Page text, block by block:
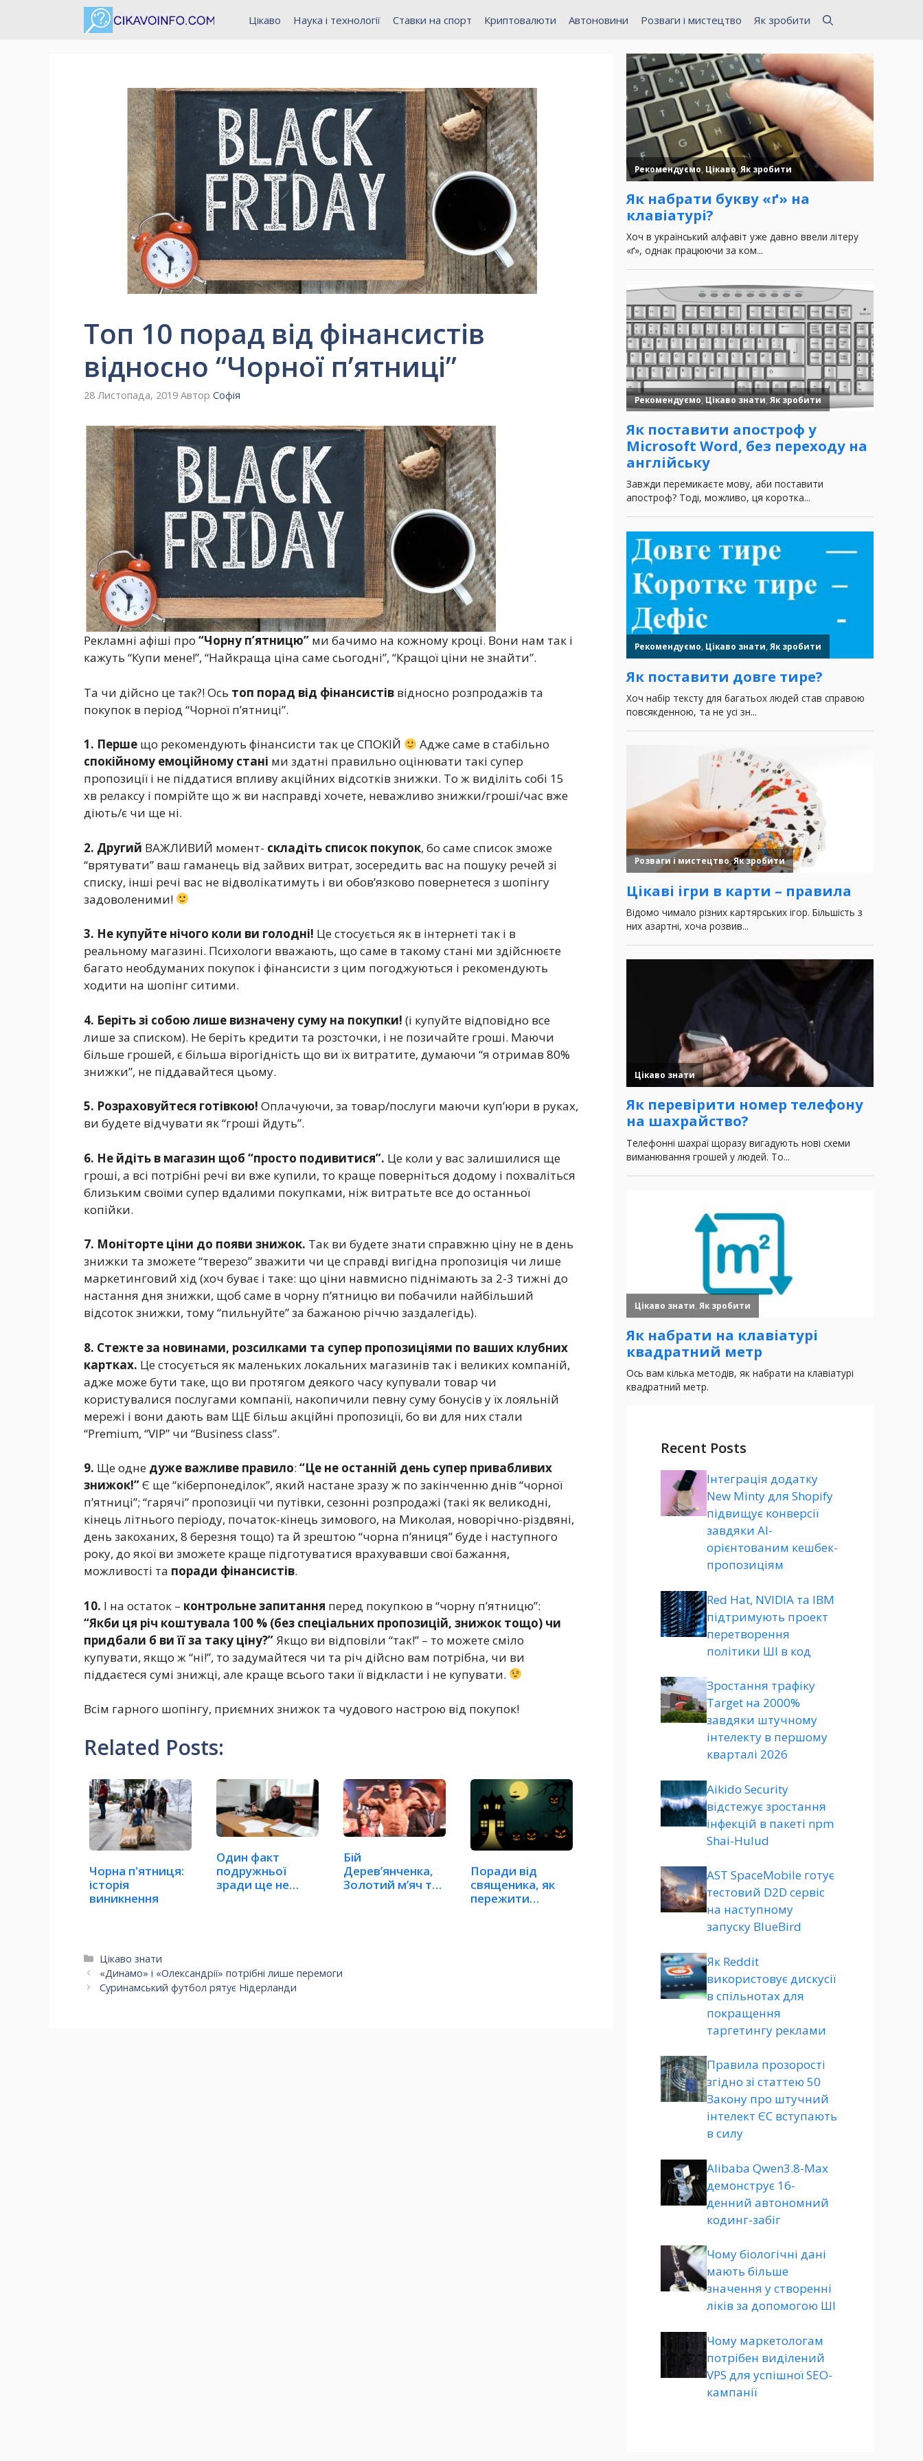
Цікаво Наука і технології Ставки на спорт Криптовалюти Автоновини Розваги і мистецтво Як зробити
Топ 10 порад від фінансистів
відносно “Чорної п’ятниці”
28 Листопада, 2019 Автор Софія
Рекламні афіші про “Чорну п’ятницю” ми бачимо на кожному кроці. Вони нам так і
кажуть “Купи мене!”, “Найкраща ціна саме сьогодні”, “Кращої ціни не знайти”.
Та чи дійсно це так?! Ось топ порад від фінансистів відносно розпродажів та
покупок в період “Чорної п’ятниці”.
1. Перше що рекомендують фінансисти так це СПОКІЙ
Адже саме в стабільно
спокійному емоційному стані ми здатні правильно оцінювати такі супер
пропозиції і не піддатися впливу акційних відсотків знижки. То ж виділіть собі 15
хв релаксу і помрійте що ж ви насправді хочете, неважливо знижки/гроші/час вже
діють/є чи ще ні.
2. Другий ВАЖЛИВИЙ момент- складіть список покупок, бо саме список зможе
“врятувати” ваш гаманець від зайвих витрат, зосередить вас на пошуку речей зі
списку, інші речі вас не відволікатимуть і ви обов’язково повернетеся з шопінгу
задоволеними!
3. Не купуйте нічого коли ви голодні! Це стосується як в інтернеті так і в
реальному магазині. Психологи вважають, що саме в такому стані ми здійснюєте
багато необдуманих покупок і фінансисти з цим погоджуються і рекомендують
ходити на шопінг ситими.
4. Беріть зі собою лише визначену суму на покупки! (і купуйте відповідно все
лише за списком). Не беріть кредити та розсточки, і не позичайте гроші. Маючи
більше грошей, є більша вірогідність що ви їх витратите, думаючи “я отримав 80%
знижки”, не піддавайтеся цьому.
5. Розраховуйтеся готівкою! Оплачуючи, за товар/послуги маючи куп’юри в руках,
ви будете відчувати як “гроші йдуть”.
6. Не йдіть в магазин щоб “просто подивитися”. Це коли у вас залишилися ще
гроші, а всі потрібні речі ви вже купили, то краще поверніться додому і похваліться
близьким своїми супер вдалими покупками, ніж витратьте все до останньої
копійки.
7. Моніторте ціни до появи знижок. Так ви будете знати справжню ціну не в день
знижки та зможете “тверезо” зважити чи це справді вигідна пропозиція чи лише
маркетинговий хід (хоч буває і таке: що ціни навмисно піднімають за 2-3 тижні до
настання дня знижки, щоб саме в чорну п’ятницю ви побачили найбільший
відсоток знижки, тому “пильнуйте” за бажаною річчю заздалегідь).
8. Стежте за новинами, розсилками та супер пропозиціями по ваших клубних
картках. Це стосується як маленьких локальних магазинів так і великих компаній,
адже може бути таке, що ви протягом деякого часу купували товар чи
користувалися послугами компанії, накопичили певну суму бонусів у їх лояльній
мережі і вони дають вам ЩЕ більш акційні пропозиції, бо ви для них стали
“Premium, “VIP” чи “Business class”.
9. Ще одне дуже важливе правило: “Це не останній день супер привабливих
знижок!”Є ще “кіберпонеділок”, який настане зразу ж по закінченню днів “чорної
п’ятниці”; “гарячі” пропозиції чи путівки, сезонні розпродажі (такі як великодні,
кінець літнього періоду, початок-кінець зимового, на Миколая, новорічно-різдвяні,
день закоханих, 8 березня тощо) та й зрештою “чорна п’яниця” буде і наступного
року, до якої ви зможете краще підготуватися врахувавши свої бажання,
можливості та поради фінансистів.
10. І на остаток – контрольне запитання перед покупкою в “чорну п’ятницю”:
“Якби ця річ коштувала 100 % (без спеціальних пропозицій, знижок тощо) чи
придбали б ви її за таку ціну?” Якщо ви відповіли “так!” – то можете сміло
купувати, якщо ж “ні!”, то задумайтеся чи та річ дійсно вам потрібна, чи ви
піддаєтеся сумі знижці, але краще всього таки її відкласти і не купувати.
Всім гарного шопінгу, приємних знижок та чудового настрою від покупок!
Related Posts:
Чорна п'ятниця:
історія
виникнення
Один факт
подружньої
зради ще не
Бій
Дерев’янченка,
Золотий м’яч та
Поради від
священика, як
пережити
Категорії
Цікаво знати
«Динамо» і «Олександрії» потрібні лише перемоги
Суринамський футбол рятує Нідерланди
Recent Posts
Інтеграція додатку
New Minty для Shopify
підвищує конверсії
завдяки AI-
орієнтованим кешбек-
пропозиціям
Red Hat, NVIDIA та IBM
підтримують проект
перетворення
політики ШІ в код
Зростання трафіку
Target на 2000%
завдяки штучному
інтелекту в першому
кварталі 2026
Aikido Security
відстежує зростання
інфекцій в пакеті npm
Shai-Hulud
AST SpaceMobile готує
тестовий D2D сервіс
на наступному
запуску BlueBird
Як Reddit
використовує дискусії
в спільнотах для
покращення
таргетингу реклами
Правила прозорості
згідно зі статтею 50
Закону про штучний
інтелект ЄС вступають
в силу
Alibaba Qwen3.8-Max
демонструє 16-
денний автономний
кодинг-забіг
Чому біологічні дані
мають більше
значення у створенні
ліків за допомогою ШІ
Чому маркетологам
потрібен виділений
VPS для успішної SEO-
кампанії